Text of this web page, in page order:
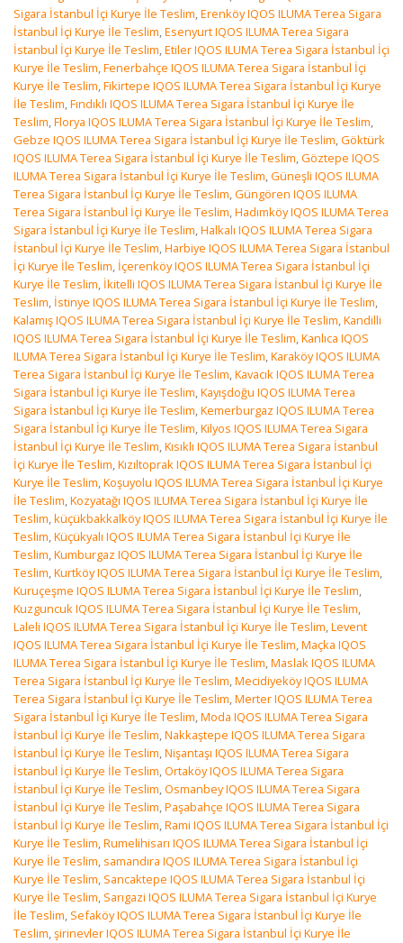
Sigara İstanbul İçi Kurye İle Teslim,Erenköy IQOS ILUMA Terea Sigara
İstanbul İçi Kurye İle Teslim,Esenyurt IQOS ILUMA Terea Sigara
İstanbul İçi Kurye İle Teslim,Etiler IQOS ILUMA Terea Sigara İstanbul İçi
Kurye İle Teslim,Fenerbahçe IQOS ILUMA Terea Sigara İstanbul İçi
Kurye İle Teslim,Fikirtepe IQOS ILUMA Terea Sigara İstanbul İçi Kurye
İle Teslim,Fındıklı IQOS ILUMA Terea Sigara İstanbul İçi Kurye İle
Teslim,Florya IQOS ILUMA Terea Sigara İstanbul İçi Kurye İle Teslim,
Gebze IQOS ILUMA Terea Sigara İstanbul İçi Kurye İle Teslim,Göktürk
IQOS ILUMA Terea Sigara İstanbul İçi Kurye İle Teslim,Göztepe IQOS
ILUMA Terea Sigara İstanbul İçi Kurye İle Teslim,Güneşli IQOS ILUMA
Terea Sigara İstanbul İçi Kurye İle Teslim,Güngören IQOS ILUMA
Terea Sigara İstanbul İçi Kurye İle Teslim,Hadımköy IQOS ILUMA Terea
Sigara İstanbul İçi Kurye İle Teslim,Halkalı IQOS ILUMA Terea Sigara
İstanbul İçi Kurye İle Teslim,Harbiye IQOS ILUMA Terea Sigara İstanbul
İçi Kurye İle Teslim, İçerenköy IQOS ILUMA Terea Sigara İstanbul İçi
Kurye İle Teslim, İkitelli IQOS ILUMA Terea Sigara İstanbul İçi Kurye İle
Teslim, İstinye IQOS ILUMA Terea Sigara İstanbul İçi Kurye İle Teslim,
Kalamış IQOS ILUMA Terea Sigara İstanbul İçi Kurye İle Teslim,Kandilli
IQOS ILUMA Terea Sigara İstanbul İçi Kurye İle Teslim,Kanlıca IQOS
ILUMA Terea Sigara İstanbul İçi Kurye İle Teslim,Karaköy IQOS ILUMA
Terea Sigara İstanbul İçi Kurye İle Teslim,Kavacık IQOS ILUMA Terea
Sigara İstanbul İçi Kurye İle Teslim,Kayışdoğu IQOS ILUMA Terea
Sigara İstanbul İçi Kurye İle Teslim,Kemerburgaz IQOS ILUMA Terea
Sigara İstanbul İçi Kurye İle Teslim,Kilyos IQOS ILUMA Terea Sigara
İstanbul İçi Kurye İle Teslim,Kısıklı IQOS ILUMA Terea Sigara İstanbul
İçi Kurye İle Teslim,Kızıltoprak IQOS ILUMA Terea Sigara İstanbul İçi
Kurye İle Teslim,Koşuyolu IQOS ILUMA Terea Sigara İstanbul İçi Kurye
İle Teslim,Kozyatağı IQOS ILUMA Terea Sigara İstanbul İçi Kurye İle
Teslim,küçükbakkalköy IQOS ILUMA Terea Sigara İstanbul İçi Kurye İle
Teslim,Küçükyalı IQOS ILUMA Terea Sigara İstanbul İçi Kurye İle
Teslim,Kumburgaz IQOS ILUMA Terea Sigara İstanbul İçi Kurye İle
Teslim,Kurtköy IQOS ILUMA Terea Sigara İstanbul İçi Kurye İle Teslim,
Kuruçeşme IQOS ILUMA Terea Sigara İstanbul İçi Kurye İle Teslim,
Kuzguncuk IQOS ILUMA Terea Sigara İstanbul İçi Kurye İle Teslim,
Laleli IQOS ILUMA Terea Sigara İstanbul İçi Kurye İle Teslim,Levent
IQOS ILUMA Terea Sigara İstanbul İçi Kurye İle Teslim,Maçka IQOS
ILUMA Terea Sigara İstanbul İçi Kurye İle Teslim,Maslak IQOS ILUMA
Terea Sigara İstanbul İçi Kurye İle Teslim,Mecidiyeköy IQOS ILUMA
Terea Sigara İstanbul İçi Kurye İle Teslim,Merter IQOS ILUMA Terea
Sigara İstanbul İçi Kurye İle Teslim,Moda IQOS ILUMA Terea Sigara
İstanbul İçi Kurye İle Teslim,Nakkaştepe IQOS ILUMA Terea Sigara
İstanbul İçi Kurye İle Teslim,Nişantaşı IQOS ILUMA Terea Sigara
İstanbul İçi Kurye İle Teslim,Ortaköy IQOS ILUMA Terea Sigara
İstanbul İçi Kurye İle Teslim,Osmanbey IQOS ILUMA Terea Sigara
İstanbul İçi Kurye İle Teslim,Paşabahçe IQOS ILUMA Terea Sigara
İstanbul İçi Kurye İle Teslim,Rami IQOS ILUMA Terea Sigara İstanbul İçi
Kurye İle Teslim,Rumelihisarı IQOS ILUMA Terea Sigara İstanbul İçi
Kurye İle Teslim, samandıra IQOS ILUMA Terea Sigara İstanbul İçi
Kurye İle Teslim, Sancaktepe IQOS ILUMA Terea Sigara İstanbul İçi
Kurye İle Teslim, Sarıgazi IQOS ILUMA Terea Sigara İstanbul İçi Kurye
İle Teslim, Sefaköy IQOS ILUMA Terea Sigara İstanbul İçi Kurye İle
Teslim,şirinevler IQOS ILUMA Terea Sigara İstanbul İçi Kurye İle